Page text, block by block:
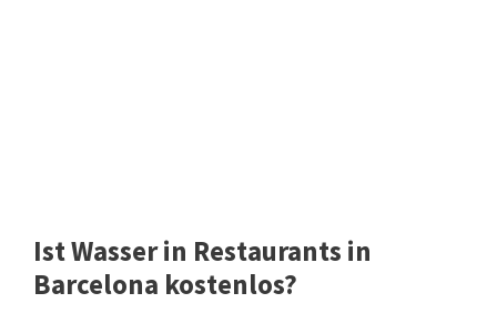
Ist Wasser in Restaurants in
Barcelona kostenlos?